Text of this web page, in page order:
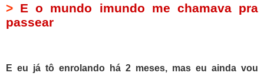
> E o mundo imundo me chamava pra
passear
E eu já tô enrolando há 2 meses, mas eu ainda vou